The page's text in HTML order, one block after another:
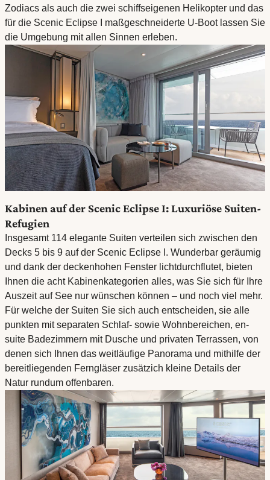
Zodiacs als auch die zwei schiffseigenen Helikopter und das
für die Scenic Eclipse I maßgeschneiderte U-Boot lassen Sie
die Umgebung mit allen Sinnen erleben.
Kabinen auf der Scenic Eclipse I: Luxuriöse Suiten-
Refugien
Insgesamt 114 elegante Suiten verteilen sich zwischen den
Decks 5 bis 9 auf der Scenic Eclipse I. Wunderbar geräumig
und dank der deckenhohen Fenster lichtdurchflutet, bieten
Ihnen die acht Kabinenkategorien alles, was Sie sich für Ihre
Auszeit auf See nur wünschen können – und noch viel mehr.
Für welche der Suiten Sie sich auch entscheiden, sie alle
punkten mit separaten Schlaf- sowie Wohnbereichen, en-
suite Badezimmern mit Dusche und privaten Terrassen, von
denen sich Ihnen das weitläufige Panorama und mithilfe der
bereitliegenden Ferngläser zusätzich kleine Details der
Natur rundum offenbaren.